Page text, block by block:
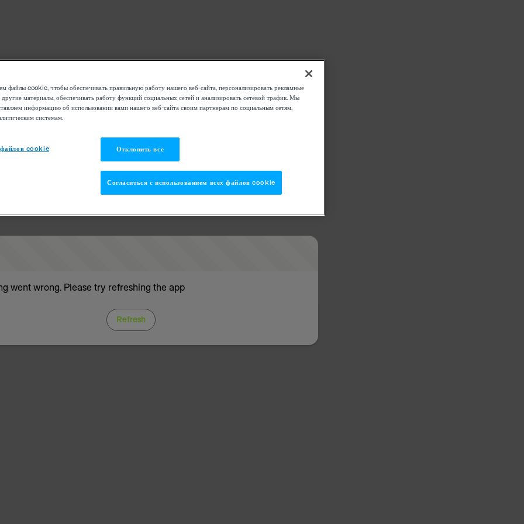
went wrong. Please try refreshing the app
Refresh
файлы cookie, чтобы обеспечивать правильную работу нашего веб-сайта, персонализировать рекламные
другие материалы, обеспечивать работу функций социальных сетей и анализировать сетевой трафик. Мы
информацию об использовании вами нашего веб-сайта своим партнерам по социальным сетям,
системам.
cookie Отклонить все
Согласиться с использованием всех файлов cookie